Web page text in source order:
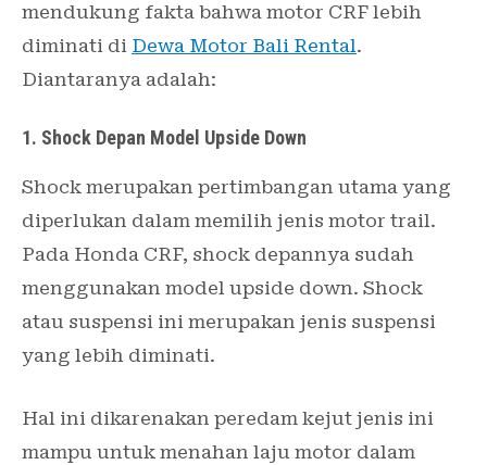
mendukung fakta bahwa motor CRF lebih
diminati di Dewa Motor Bali Rental.
Diantaranya adalah:
1. Shock Depan Model Upside Down
Shock merupakan pertimbangan utama yang
diperlukan dalam memilih jenis motor trail.
Pada Honda CRF, shock depannya sudah
menggunakan model upside down. Shock
atau suspensi ini merupakan jenis suspensi
yang lebih diminati.
Hal ini dikarenakan peredam kejut jenis ini
mampu untuk menahan laju motor dalam